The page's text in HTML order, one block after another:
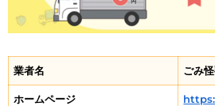
業者名 ごみ
ホームページ